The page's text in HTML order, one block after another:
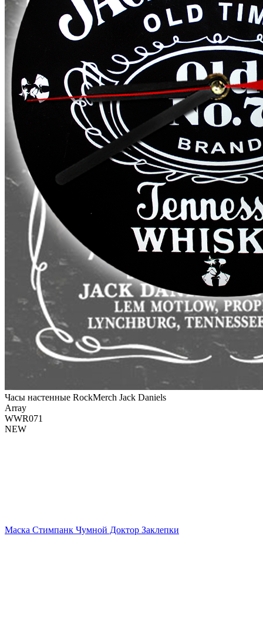
Часы настенные RockMerch Jack Daniels
Array
WWR071
NEW
Маска Стимпанк Чумной Доктор Заклепки